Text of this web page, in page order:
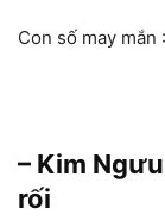
Con số may mắn
– Kim
rối